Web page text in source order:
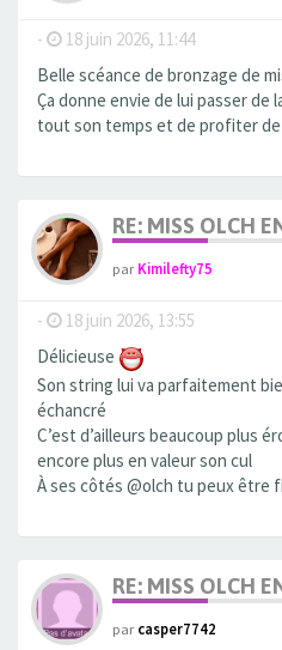
- 18 juin 2026, 11:44
Belle scéance de bronzage de
Ça donne envie de lui passer de
tout son temps et de profiter de
RE: MISS OLCH
parKimilefty75
- 18 juin 2026, 13:55
Délicieuse
Son string lui va parfaitement
échancré
C’est d’ailleurs beaucoup plus
encore plus en valeur son cul
À ses côtés @olch tu peux être
RE: MISS OLCH
parcasper7742